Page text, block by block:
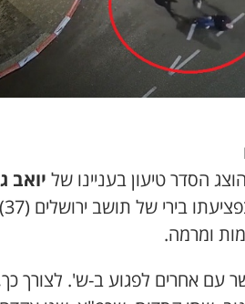
הסדר טיעון בעניינו של יואב
(23) מפרדס חנה,
ומרמה.
עם אחרים לפגוע ב-ש'. לצורך